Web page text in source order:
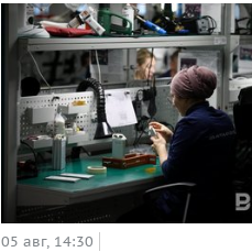
05 авг, 14:30